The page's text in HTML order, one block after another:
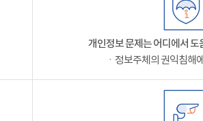
개인정보 문제는 어디에서 도
ㆍ정보주체의 권익침해